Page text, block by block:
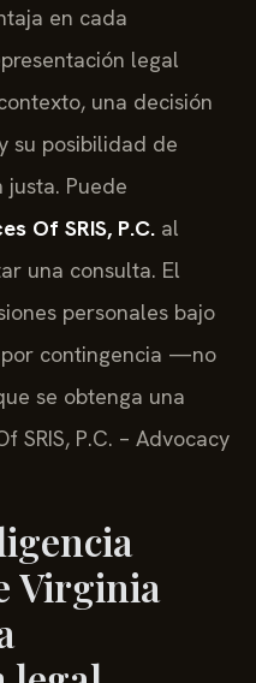
en cada
legal
una decisión
su posibilidad de
Puede
Of SRIS, P.C. al
una consulta. El
personales bajo
contingencia —no
se obtenga una
SRIS, P.C. – Advocacy
Virginia